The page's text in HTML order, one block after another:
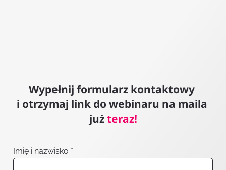
Wypełnij formularz kontaktowy
i otrzymaj link do webinaru na maila
już teraz!
Imię i nazwisko *